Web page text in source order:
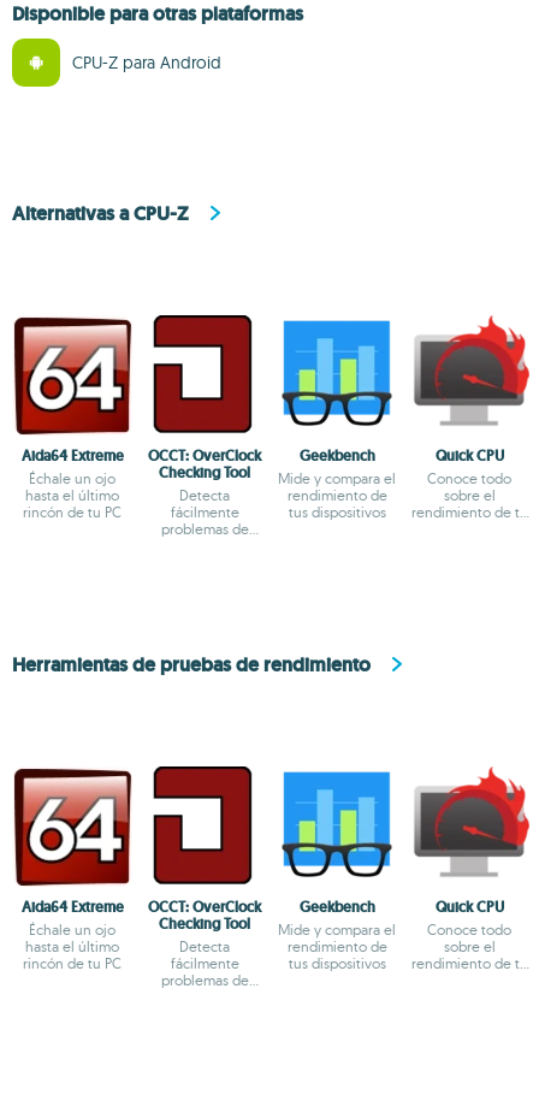
Disponible para otras plataformas
CPU-Z para Android
Alternativas a CPU-Z
Aida64 Extreme
Échale un ojo
hasta el último
rincón de tu PC
OCCT: OverClock
Checking Tool
Detecta
fácilmente
problemas de
Geekbench
Mide y compara el
rendimiento de
tus dispositivos
Quick CPU
Conoce todo
sobre el
rendimiento de tu
Herramientas de pruebas de rendimiento
Aida64 Extreme
Échale un ojo
hasta el último
rincón de tu PC
OCCT: OverClock
Checking Tool
Detecta
fácilmente
problemas de
Geekbench
Mide y compara el
rendimiento de
tus dispositivos
Quick CPU
Conoce todo
sobre el
rendimiento de tu